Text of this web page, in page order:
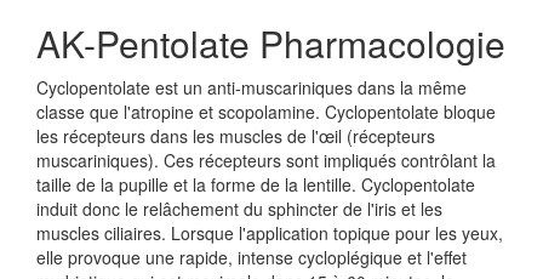
AK-Pentolate Pharmacologie
Cyclopentolate est un anti-muscariniques dans la même
classe que l'atropine et scopolamine. Cyclopentolate bloque
les récepteurs dans les muscles de l'œil (récepteurs
muscariniques). Ces récepteurs sont impliqués contrôlant la
taille de la pupille et la forme de la lentille. Cyclopentolate
induit donc le relâchement du sphincter de l'iris et les
muscles ciliaires. Lorsque l'application topique pour les yeux,
elle provoque une rapide, intense cycloplégique et l'effet